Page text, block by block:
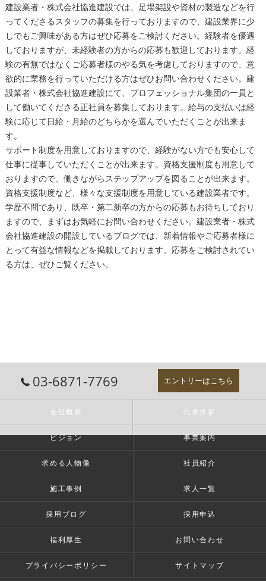
建設業者・株式会社協進建設では、足場架設や資材の製造などを行
ってくださるスタッフの募集を行っておりますので、建設業界に少
しでもご興味がある方はぜひ応募をご検討ください。経験者を優遇
しておりますが、未経験者の方からの応募も歓迎しております。経
験の有無ではなくご応募者様のやる気を考慮しておりますので、意
欲的に業務を行っていただける方はぜひお問い合わせください。建
設業者・株式会社協進建設にて、プロフェッショナル集団の一員と
して働いてくださる正社員を募集しております。給与の支払いは経
験に応じて日給・月給のどちらかを選んでいただくことが出来ま
す。
サポート制度を用意しておりますので、経験がない方でも安心して
仕事に従事していただくことが出来ます。資格支援制度も用意して
おりますので、働きながらステップアップを図ることが出来ます。
資格支援制度など、様々な支援制度を用意している建設業者です。
学歴不問であり、既卒・第二新卒の方からの応募もお待ちしており
ますので、まずはお気軽にお問い合わせください。建設業者・株式
会社協進建設の開設しているブログでは、新着情報やご応募者様に
とって有益な情報などを掲載しております。応募をご検討されてい
る方は、ぜひご覧ください。
03-6871-7769 エントリーはこちら
会社概要 代表挨拶
ビジョン 事業案内
求める人物像 社員紹介
施工事例 求人一覧
採用ブログ 採用申込
福利厚生 お問い合わせ
プライバシーポリシー サイトマップ